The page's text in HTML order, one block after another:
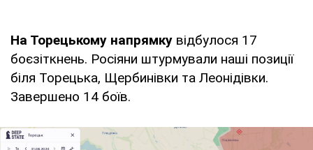
На Торецькому напрямку відбулося 17
боєзіткнень. Росіяни штурмували наші позиції
біля Торецька, Щербинівки та Леонідівки.
Завершено 14 боїв.